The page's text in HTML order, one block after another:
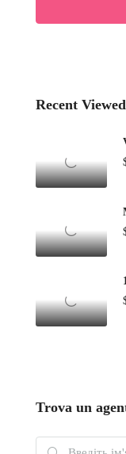
Recent Viewed
Trova un